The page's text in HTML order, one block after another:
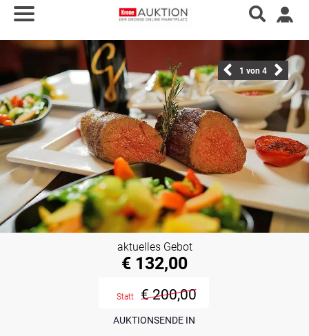
1 von 4
AUKTIONSENDE IN
aktuelles Gebot
€ 132,00
Statt € 200,00